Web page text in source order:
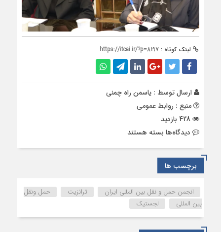
لینک کوتاه : https://itcai.ir/?p=8197
ارسال توسط : یاسمن راه چمنی
منبع : روابط عمومی
دیدگاه‌ها برای
جلسه
بخش
فورواردری
و
لجستیک
بسته هستند
برچسب ها
انجمن حمل و نقل بین المللی ایران ترانزیت
حمل ونقل
بین المللی
لجستیک